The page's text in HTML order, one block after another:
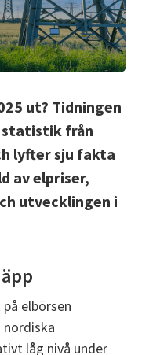
ut? Tidningen
statistik från
lyfter sju fakta
av elpriser,
utvecklingen i
elbörsen
nordiska
låg nivå under